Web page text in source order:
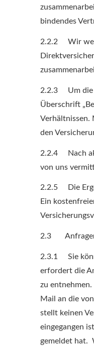
bindendes
2.2.2 Wir
2.2.3 Um die
Überschrift
Verhältnissen.
den
2.2.4 Nach
von uns
2.2.5 Die
Ein
2.3 Anfragen
2.3.1 Sie
erfordert die
zu
Mail an die
stellt keinen
eingegangen
gemeldet hat.